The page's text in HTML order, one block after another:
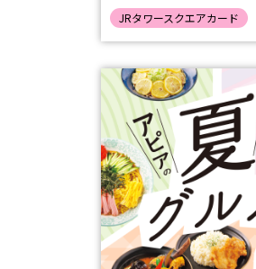
JRタワースクエアカード